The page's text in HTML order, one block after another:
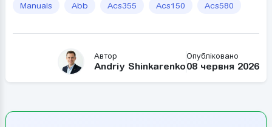
Manuals Abb Acs355 Acs150 Acs580
Автор
Andriy Shinkarenko
Опубліковано
08 червня 2026